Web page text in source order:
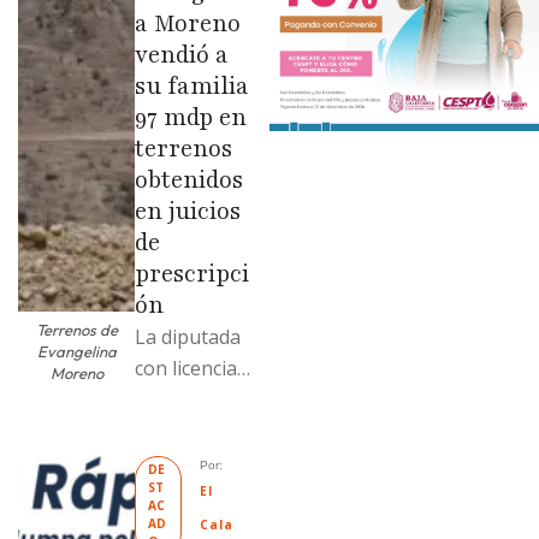
Terrenos de
Evangelina
Moreno
a Moreno
vendió a
su familia
97 mdp en
terrenos
obtenidos
en juicios
de
prescripci
ón
La diputada
con licencia
antecedente
s de
prescripción
DE
ST
AC
AD
Por:
El
Cala